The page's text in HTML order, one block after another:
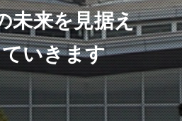
未来を見据え
いきます